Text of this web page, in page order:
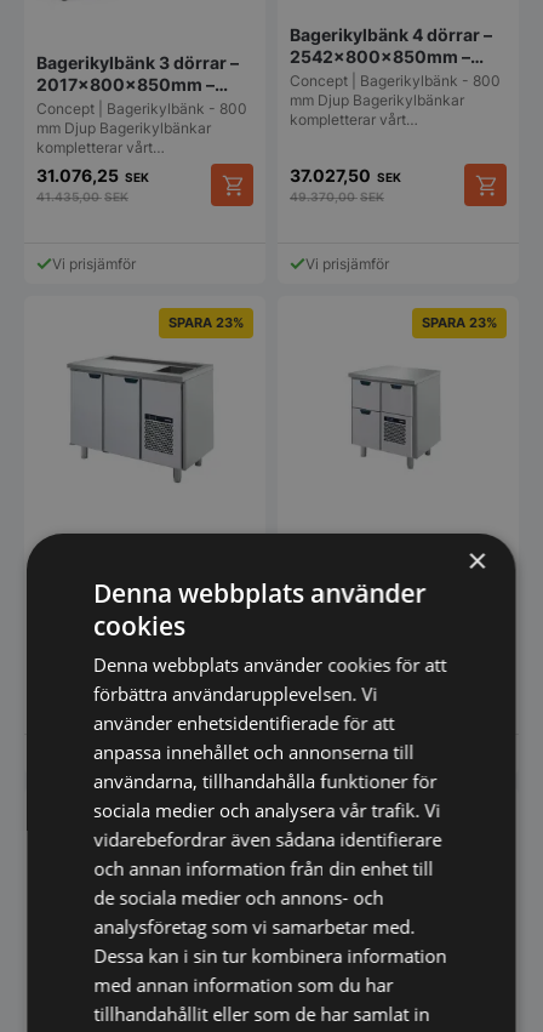
produktsidan
Bagerikylbänk 3 dörrar –
2017x800x850mm –
Fagor
Concept | Bagerikylbänk - 800
mm Djup Bagerikylbänkar
kompletterar vårt…
31.076,25 SEK
41.435,00SEK
Vi prisjämför
Bagerikylbänk 4 dörrar –
2542x800x850mm –
Fagor
Concept | Bagerikylbänk - 800
mm Djup Bagerikylbänkar
kompletterar vårt…
37.027,50 SEK
49.370,00SEK
Vi prisjämför
SPARA 23%
– 1260×650
Mått utvändigt BxDxH (mm):
1260 x 650 x 900mm Mått
invändigt BxDxH (mm): x x…
37.045,00 SEK
47.800,00SEK
Vi prisjämför
SPARA 23%
Barkylbänk Porkka med 3
Mått utvändigt BxDxH (mm):
36.502,50SEK
47.100,00
SEK
Vi prisjämför
SPARA 23% SPARA 23%
×
Denna webbplats använder
cookies
Denna webbplats använder cookies för att
förbättra användarupplevelsen. Vi
använder enhetsidentifierade för att
anpassa innehållet och annonserna till
användarna, tillhandahålla funktioner för
sociala medier och analysera vår trafik. Vi
vidarebefordrar även sådana identifierare
och annan information från din enhet till
de sociala medier och annons- och
analysföretag som vi samarbetar med.
Dessa kan i sin tur kombinera information
med annan information som du har
tillhandahållit eller som de har samlat in